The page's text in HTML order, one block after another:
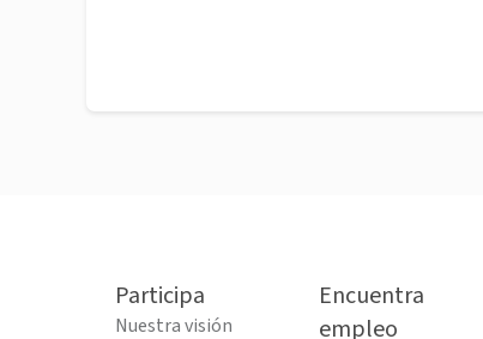
Participa
Nuestra visión
Encuentra
empleo